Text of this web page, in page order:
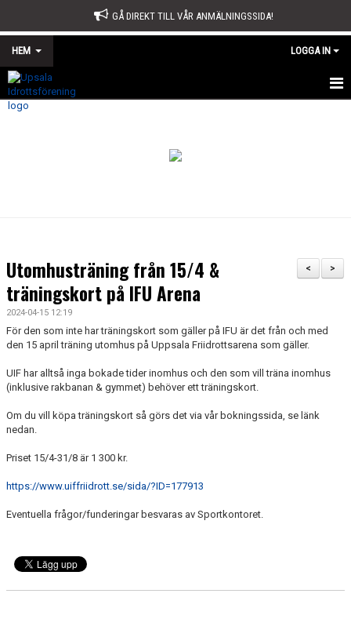
GÅ DIREKT TILL VÅR ANMÄLNINGSSIDA!
HEM LOGGA IN
START
ÅRSMÖTE
ÅRSBERÄTTELSE OCH VERKSAMHETSPLAN
BÖRJA TRÄNA FRIIDROTT
FAQ
MEDLEMSINFO
ARRANGEMANG
FUNKTIONÄRSINFO
SOMMARFRIIDROTTSSKOLAN
>
<
Utomhusträning från 15/4 &
träningskort på IFU Arena
2024-04-15 12:19
För den som inte har träningskort som gäller på IFU är det från och med
den 15 april träning utomhus på Uppsala Friidrottsarena som gäller.
UIF har alltså inga bokade tider inomhus och den som vill träna inomhus
(inklusive rakbanan & gymmet) behöver ett träningskort.
Om du vill köpa träningskort så görs det via vår bokningssida, se länk
nedan.
Priset 15/4-31/8 är 1 300 kr.
https://www.uiffriidrott.se/sida/?ID=177913
Eventuella frågor/funderingar besvaras av Sportkontoret.